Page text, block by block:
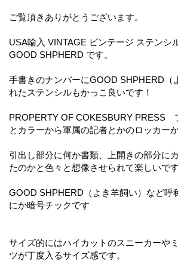
ご覧頂きありがとうございます。
USA輸入 VINTAGE ビンテージ ステンシ
GOOD SHPHERD です。
手書きのナンバーにGOOD SHPHERD（
れたステンシルもかっこ良いです！
PROPERTY OF COKESBURY PRESS
とカラーから軍属の記者とかのロッカー
引出し部分に何か書類、上開きの部分に
たのかと色々と想像させられて楽しいです
GOOD SHPHERD（よき羊飼い）など呼
にか暗号チックです
サイズ的にはハイカットのスニーカーや
ツが丁度入るサイズ感です。